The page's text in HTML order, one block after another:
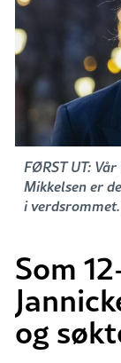
FØRST UT:
Mikkelsen er
i verdsrommet.
Som
og